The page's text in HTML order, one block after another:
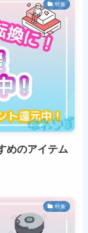
特集
めのアイテム
特集